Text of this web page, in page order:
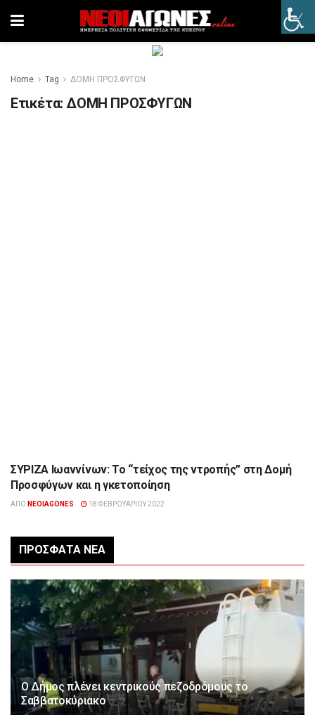
Home Tag ΔΟΜΗ ΠΡΟΣΦΥΓΩΝ
Ετικέτα:ΔΟΜΗ ΠΡΟΣΦΥΓΩΝ
ΉΠΕΙΡΟΣ
ΣΥΡΙΖΑ Ιωαννίνων: Το “τείχος της ντροπής” στη Δομή
Προσφύγων και η γκετοποίηση
ΑΠΌ NEOIAGONES 18 ΦΕΒΡΟΥΑΡΊΟΥ 2022
ΠΡΌΣΦΑΤΑ ΝΈΑ
Ο Δήμος πλένει κεντρικούς πεζοδρόμους το
Σαββατοκύριακο